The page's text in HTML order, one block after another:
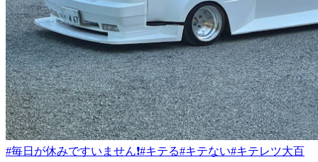
#毎日が休みですいません❗️#キテる#キテない#キテレツ大百